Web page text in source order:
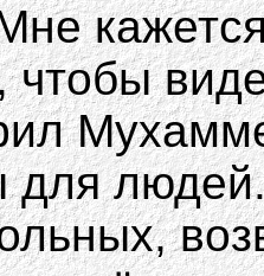
чтобы
для